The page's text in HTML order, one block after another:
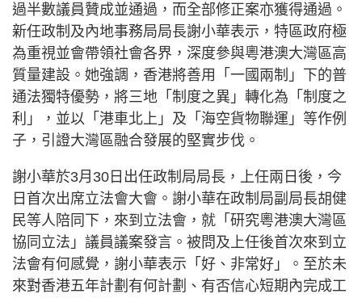
過半數議員贊成並通過，而全部修正案亦獲得通過。
新任政制及內地事務局局長謝小華表示，特區政府極
為重視並會帶領社會各界，深度參與粵港澳大灣區高
質量建設。她強調，香港將善用「一國兩制」下的普
通法獨特優勢，將三地「制度之異」轉化為「制度之
利」，並以「港車北上」及「海空貨物聯運」等作例
子，引證大灣區融合發展的堅實步伐。
謝小華於3月30日出任政制局局長，上任兩日後，今
日首次出席立法會大會。謝小華在政制局副局長胡健
民等人陪同下，來到立法會，就「研究粵港澳大灣區
協同立法」議員議案發言。被問及上任後首次來到立
法會有何感覺，謝小華表示「好、非常好」。至於未
來對香港五年計劃有何計劃、有否信心短期內完成工